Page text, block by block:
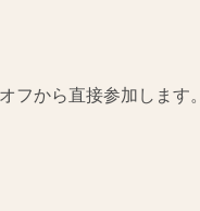
フから直接参加します。